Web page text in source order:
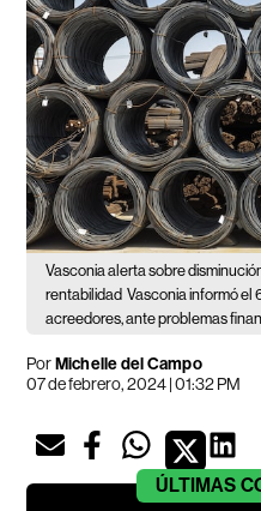
Vasconia alerta sobre
rentabilidad Vasconia informó el
acreedores, ante problemas
PorMichelle del Campo
07 de febrero, 2024 | 01:32 PM
ÚLTIMAS